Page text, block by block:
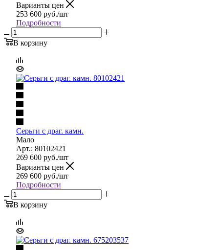
Варианты цен
253 600 руб./шт
Подробности
В корзину
Серьги с драг. камн.
Мало
Арт.: 80102421
269 600 руб./шт
Варианты цен
269 600 руб./шт
Подробности
В корзину